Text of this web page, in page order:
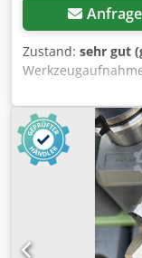
Zustand: sehr gut
(Hoffmann
6 mm, Länge 100
Spann-Ø 6 mm •
25.000 U/min •
Gebraucht,
PREIS FÜR 1